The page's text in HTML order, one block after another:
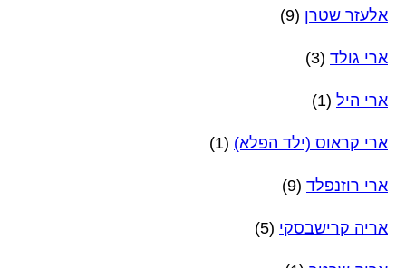
אלעזר שטרן (9)
ארי גולד (3)
ארי היל (1)
ארי קראוס (ילד הפלא) (1)
ארי רוזנפלד (9)
אריה קרישבסקי (5)